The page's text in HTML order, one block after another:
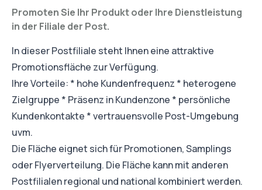
Promoten Sie Ihr Produkt oder Ihre Dienstleistung
in der Filiale der Post.
In dieser Postfiliale steht Ihnen eine attraktive
Promotionsfläche zur Verfügung.
Ihre Vorteile: * hohe Kundenfrequenz * heterogene
Zielgruppe * Präsenz in Kundenzone * persönliche
Kundenkontakte * vertrauensvolle Post-Umgebung
uvm.
Die Fläche eignet sich für Promotionen, Samplings
oder Flyerverteilung. Die Fläche kann mit anderen
Postfilialen regional und national kombiniert werden.